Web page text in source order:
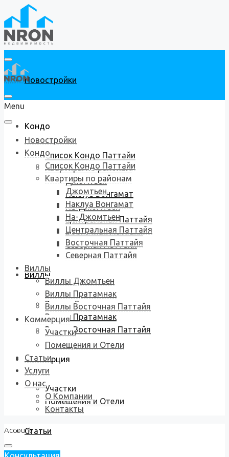
Новостройки
Кондо
Список Кондо Паттайи
Квартиры по районам
Джомтьен
Наклуа Вонгамат
На-Джомтьен
Центральная Паттайя
Восточная Паттайя
Северная Паттайя
Виллы
Виллы Джомтьен
Виллы Пратамнак
Виллы Восточная Паттайя
Коммерция
Участки
Помещения и Отели
Статьи
Menu
Новостройки
Кондо
Список Кондо Паттайи
Квартиры по районам
Джомтьен
Наклуа Вонгамат
На-Джомтьен
Центральная Паттайя
Восточная Паттайя
Северная Паттайя
Виллы
Виллы Джомтьен
Виллы Пратамнак
Виллы Восточная Паттайя
Коммерция
Участки
Помещения и Отели
Статьи
Услуги
О нас
О Компании
Контакты
Account